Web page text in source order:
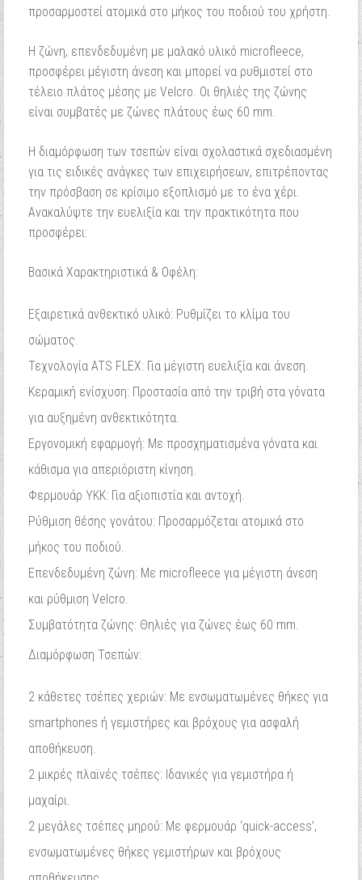
προσαρμοστεί ατομικά στο μήκος του ποδιού του χρήστη.
Η ζώνη, επενδεδυμένη με μαλακό υλικό microfleece,
προσφέρει μέγιστη άνεση και μπορεί να ρυθμιστεί στο
τέλειο πλάτος μέσης με Velcro. Οι θηλιές της ζώνης
είναι συμβατές με ζώνες πλάτους έως 60 mm.
Η διαμόρφωση των τσεπών είναι σχολαστικά σχεδιασμένη
για τις ειδικές ανάγκες των επιχειρήσεων, επιτρέποντας
την πρόσβαση σε κρίσιμο εξοπλισμό με το ένα χέρι.
Ανακαλύψτε την ευελιξία και την πρακτικότητα που
προσφέρει:
Βασικά Χαρακτηριστικά & Οφέλη:
Εξαιρετικά ανθεκτικό υλικό: Ρυθμίζει το κλίμα του
σώματος.
Τεχνολογία ATS FLEX: Για μέγιστη ευελιξία και άνεση.
Κεραμική ενίσχυση: Προστασία από την τριβή στα γόνατα
για αυξημένη ανθεκτικότητα.
Εργονομική εφαρμογή: Με προσχηματισμένα γόνατα και
κάθισμα για απεριόριστη κίνηση.
Φερμουάρ YKK: Για αξιοπιστία και αντοχή.
Ρύθμιση θέσης γονάτου: Προσαρμόζεται ατομικά στο
μήκος του ποδιού.
Επενδεδυμένη ζώνη: Με microfleece για μέγιστη άνεση
και ρύθμιση Velcro.
Συμβατότητα ζώνης: Θηλιές για ζώνες έως 60 mm.
Διαμόρφωση Τσεπών:
2 κάθετες τσέπες χεριών: Με ενσωματωμένες θήκες για
smartphones ή γεμιστήρες και βρόχους για ασφαλή
αποθήκευση.
2 μικρές πλαϊνές τσέπες: Ιδανικές για γεμιστήρα ή
μαχαίρι.
2 μεγάλες τσέπες μηρού: Με φερμουάρ ‘quick-access’,
ενσωματωμένες θήκες γεμιστήρων και βρόχους